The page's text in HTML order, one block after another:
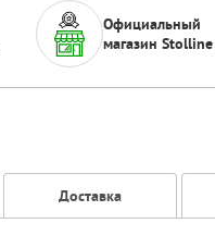
Официальный
магазин Stolline
Доставка